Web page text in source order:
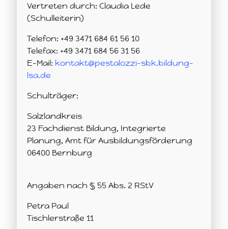
Vertreten durch: Claudia Lede
(Schulleiterin)
Telefon: +49 3471 684 61 56 10
Telefax: +49 3471 684 56 31 56
E-Mail: kontakt@pestalozzi-sbk.bildung-
lsa.de
Schulträger:
Salzlandkreis
23 Fachdienst Bildung, Integrierte
Planung, Amt für Ausbildungsförderung
06400 Bernburg
Angaben nach § 55 Abs. 2 RStV
Petra Paul
Tischlerstraße 11